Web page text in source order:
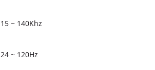
15 ~ 140Khz
24 ~ 120Hz